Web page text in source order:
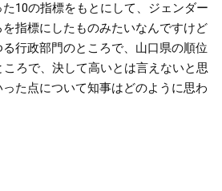
10の指標をもとにして、ジェンダー
指標にしたものみたいなんですけど
行政部門のところで、山口県の順位
ろで、決して高いとは言えないと思
た点について知事はどのように思わ